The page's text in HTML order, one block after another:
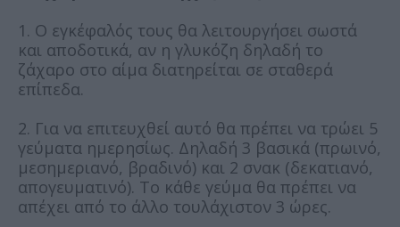
1. Ο εγκέφαλός τους θα λειτουργήσει σωστά
και αποδοτικά, αν η γλυκόζη δηλαδή το
ζάχαρο στο αίμα διατηρείται σε σταθερά
επίπεδα.
2. Για να επιτευχθεί αυτό θα πρέπει να τρώει 5
γεύματα ημερησίως. Δηλαδή 3 βασικά (πρωινό,
μεσημεριανό, βραδινό) και 2 σνακ (δεκατιανό,
απογευματινό). Το κάθε γεύμα θα πρέπει να
απέχει από το άλλο τουλάχιστον 3 ώρες.